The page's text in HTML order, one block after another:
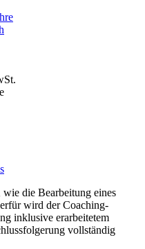
die Bearbeitung eines
wird der Coaching-
inklusive erarbeitetem
vollständig